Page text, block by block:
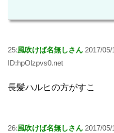
25:風吹けば名無しさん 2017/
ID:hpOlzpvs0.net
長髪ハルヒの方がすこ
26:風吹けば名無しさん 2017/